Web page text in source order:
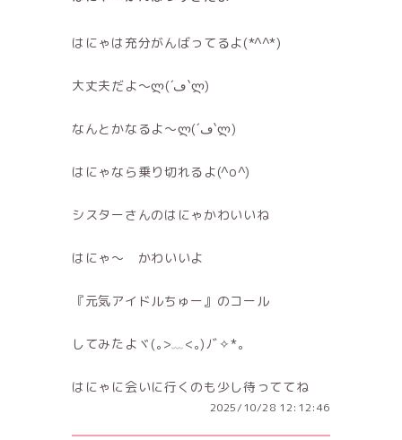
はにゃは充分がんばってるよ(*^^*)
大丈夫だよ〜ლ(´ڡ`ლ)
なんとかなるよ〜ლ(´ڡ`ლ)
はにゃなら乗り切れるよ(^o^)
シスターさんのはにゃかわいいね
はにゃ〜 かわいいよ
『元気アイドルちゅー』のコール
してみたよヾ(｡>﹏<｡)ﾉﾞ✧*。
はにゃに会いに行くのも少し待っててね
2025/10/28 12:12:46